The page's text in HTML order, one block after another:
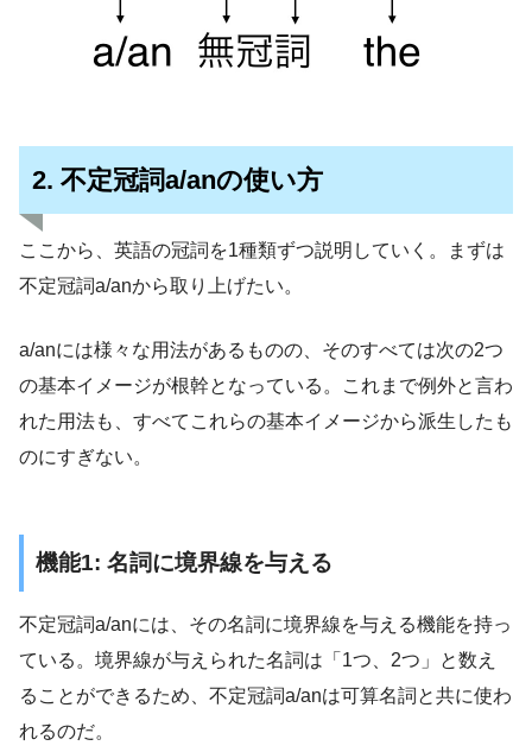
2. 不定冠詞a/anの使い方
ここから、英語の冠詞を1種類ずつ説明していく。まずは
不定冠詞a/anから取り上げたい。
a/anには様々な用法があるものの、そのすべては次の2つ
の基本イメージが根幹となっている。これまで例外と言わ
れた用法も、すべてこれらの基本イメージから派生したも
のにすぎない。
機能1: 名詞に境界線を与える
不定冠詞a/anには、その名詞に境界線を与える機能を持っ
ている。境界線が与えられた名詞は「1つ、2つ」と数え
ることができるため、不定冠詞a/anは可算名詞と共に使わ
れるのだ。